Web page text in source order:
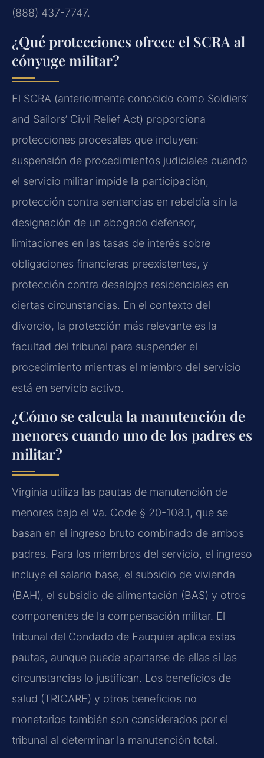
(888) 437-7747.
¿Qué protecciones ofrece el SCRA al
cónyuge militar?
El SCRA (anteriormente conocido como Soldiers’
and Sailors’ Civil Relief Act) proporciona
protecciones procesales que incluyen:
suspensión de procedimientos judiciales cuando
el servicio militar impide la participación,
protección contra sentencias en rebeldía sin la
designación de un abogado defensor,
limitaciones en las tasas de interés sobre
obligaciones financieras preexistentes, y
protección contra desalojos residenciales en
ciertas circunstancias. En el contexto del
divorcio, la protección más relevante es la
facultad del tribunal para suspender el
procedimiento mientras el miembro del servicio
está en servicio activo.
¿Cómo se calcula la manutención de
menores cuando uno de los padres es
militar?
Virginia utiliza las pautas de manutención de
menores bajo el Va. Code § 20-108.1, que se
basan en el ingreso bruto combinado de ambos
padres. Para los miembros del servicio, el ingreso
incluye el salario base, el subsidio de vivienda
(BAH), el subsidio de alimentación (BAS) y otros
componentes de la compensación militar. El
tribunal del Condado de Fauquier aplica estas
pautas, aunque puede apartarse de ellas si las
circunstancias lo justifican. Los beneficios de
salud (TRICARE) y otros beneficios no
monetarios también son considerados por el
tribunal al determinar la manutención total.